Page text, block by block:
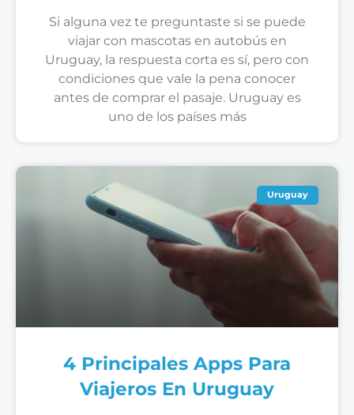
Si alguna vez te preguntaste si se puede
viajar con mascotas en autobús en
Uruguay, la respuesta corta es sí, pero con
condiciones que vale la pena conocer
antes de comprar el pasaje. Uruguay es
uno de los países más
Uruguay
4 Principales Apps Para
Viajeros En Uruguay